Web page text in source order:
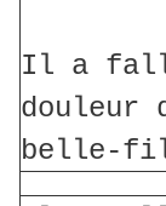
Il a
douleur
belle-